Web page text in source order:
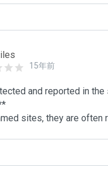
15年前
and reported in
sites, they are often